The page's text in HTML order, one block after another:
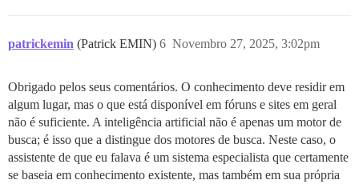
patrickemin (Patrick EMIN) Novembro 27, 2025, 3:02pm
6
Obrigado pelos seus comentários. O conhecimento deve residir em
algum lugar, mas o que está disponível em fóruns e sites em geral
não é suficiente. A inteligência artificial não é apenas um motor de
busca; é isso que a distingue dos motores de busca. Neste caso, o
assistente de que eu falava é um sistema especialista que certamente
se baseia em conhecimento existente, mas também em sua própria